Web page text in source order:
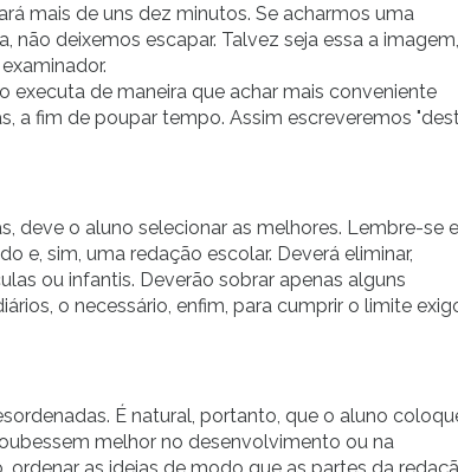
mais de uns dez minutos. Se acharmos uma
deixemos escapar. Talvez seja essa a imagem,
executa de maneira que achar mais conveniente
a fim de poupar tempo. Assim escreveremos
deve o aluno selecionar as melhores. Lembre-se
e, sim, uma redação escolar. Deverá eliminar,
ou infantis. Deverão sobrar apenas alguns
o necessário, enfim, para cumprir o limite
É natural, portanto, que o aluno
melhor no desenvolvimento ou na